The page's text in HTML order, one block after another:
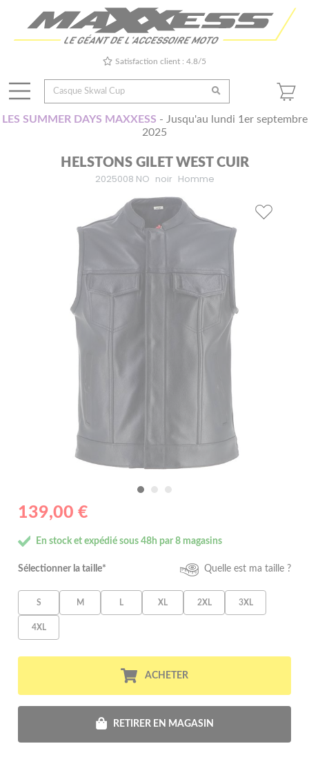
Satisfaction client : 4.8/5
LES SUMMER DAYS MAXXESS - Jusqu'au lundi 1er septembre
2025
HELSTONS GILET WEST CUIR
2025008 NO noir Homme
139,00 €
En stock et expédié sous 48h par 8 magasins
Sélectionner la taille* Quelle est ma taille ?
S M L XL 2XL 3XL
4XL
ACHETER
RETIRER EN MAGASIN